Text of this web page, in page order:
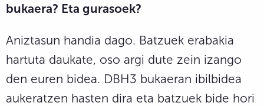
bukaera? Eta gurasoek?
Aniztasun handia dago. Batzuek erabakia
hartuta daukate, oso argi dute zein izango
den euren bidea. DBH3 bukaeran ibilbidea
aukeratzen hasten dira eta batzuek bide hori